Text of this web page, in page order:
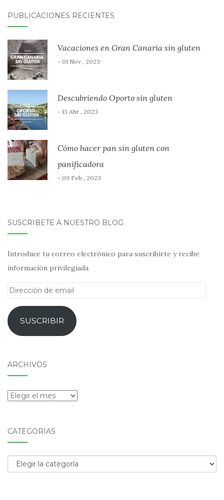
PUBLICACIONES RECIENTES
Vacaciones en Gran Canaria sin gluten
- 01 Nov , 2023
Descubriendo Oporto sin gluten
- 13 Abr , 2023
Cómo hacer pan sin gluten con
panificadora
- 09 Feb , 2023
SUSCRÍBETE A NUESTRO BLOG
Introduce tu correo electrónico para suscribirte y recibe
información privilegiada
Dirección
emailSUSCRIBIR
ARCHIVOS
Archivos
CATEGORÍAS
Categorías